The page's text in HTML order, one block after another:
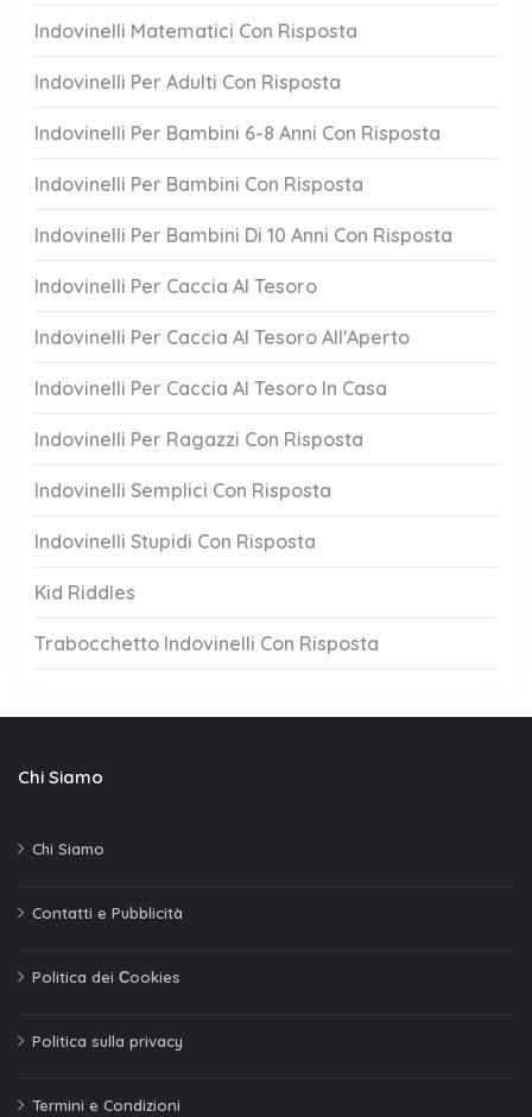
Indovinelli Matematici Con Risposta
Indovinelli Per Adulti Con Risposta
Indovinelli Per Bambini 6-8 Anni Con Risposta
Indovinelli Per Bambini Con Risposta
Indovinelli Per Bambini Di 10 Anni Con Risposta
Indovinelli Per Caccia Al Tesoro
Indovinelli Per Caccia Al Tesoro All'Aperto
Indovinelli Per Caccia Al Tesoro In Casa
Indovinelli Per Ragazzi Con Risposta
Indovinelli Semplici Con Risposta
Indovinelli Stupidi Con Risposta
Kid Riddles
Trabocchetto Indovinelli Con Risposta
Chi Siamo
Chi Siamo
Contatti e Pubblicità
Politica dei Сookies
Politica sulla privacy
Termini e Condizioni